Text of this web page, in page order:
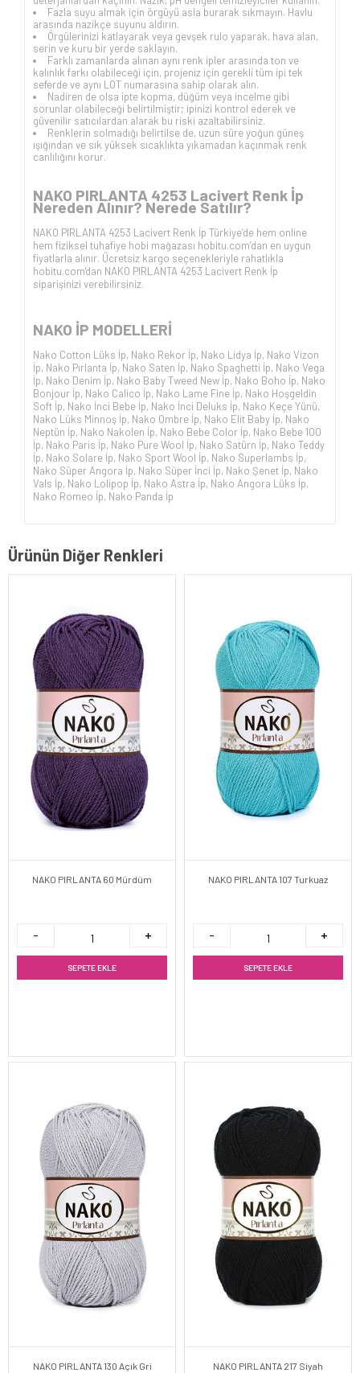
Fazla suyu almak için örgüyü asla burarak sıkmayın. Havlu
arasında nazikçe suyunu aldırın.
Örgülerinizi katlayarak veya gevşek rulo yaparak, hava alan,
serin ve kuru bir yerde saklayın.
Farklı zamanlarda alınan aynı renk ipler arasında ton ve
kalınlık farkı olabileceği için, projeniz için gerekli tüm ipi tek
seferde ve aynı LOT numarasına sahip olarak alın.
Nadiren de olsa ipte kopma, düğüm veya incelme gibi
sorunlar olabileceği belirtilmiştir; ipinizi kontrol ederek ve
güvenilir satıcılardan alarak bu riski azaltabilirsiniz.
Renklerin solmadığı belirtilse de, uzun süre yoğun güneş
ışığından ve sık yüksek sıcaklıkta yıkamadan kaçınmak renk
canlılığını korur.
NAKO PIRLANTA 4253 Lacivert Renk İp
Nereden Alınır? Nerede Satılır?
NAKO PIRLANTA 4253 Lacivert Renk İp Türkiye’de hem online
hem fiziksel tuhafiye hobi mağazası hobitu.com’dan en uygun
fiyatlarla alınır. Ücretsiz kargo seçenekleriyle rahatlıkla
hobitu.com'dan NAKO PIRLANTA 4253 Lacivert Renk İp
siparişinizi verebilirsiniz.
NAKO İP MODELLERİ
Nako Cotton Lüks İp, Nako Rekor İp, Nako Lidya İp, Nako Vizon
İp, Nako Pırlanta İp, Nako Saten İp, Nako Spaghetti İp, Nako Vega
İp, Nako Denim İp, Nako Baby Tweed New İp, Nako Boho İp, Nako
Bonjour İp, Nako Calico İp, Nako Lame Fine İp, Nako Hoşgeldin
Soft İp, Nako İnci Bebe İp, Nako İnci Deluks İp, Nako Keçe Yünü,
Nako Lüks Minnoş İp, Nako Ombre İp, Nako Elit Baby İp, Nako
Neptün İp, Nako Nakolen İp, Nako Bebe Color İp, Nako Bebe 100
İp, Nako Paris İp, Nako Pure Wool İp, Nako Satürn İp, Nako Teddy
İp, Nako Solare İp, Nako Sport Wool İp, Nako Superlambs İp,
Nako Süper Angora İp, Nako Süper İnci İp, Nako Şenet İp, Nako
Vals İp, Nako Lolipop İp, Nako Astra İp, Nako Angora Lüks İp,
Nako Romeo İp, Nako Panda İp
Ürünün Diğer Renkleri
NAKO PIRLANTA 60 Mürdüm
SEPETE EKLE
NAKO PIRLANTA 107 Turkuaz
SEPETE EKLE
NAKO PIRLANTA 130 Açık Gri NAKO PIRLANTA 217 Siyah